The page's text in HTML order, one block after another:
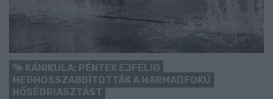
KÁNIKULA: PÉNTEK ÉJFÉLIG
MEGHOSSZABBÍTOTTÁK A HARMADFOKÚ
HŐSÉGRIASZTÁST